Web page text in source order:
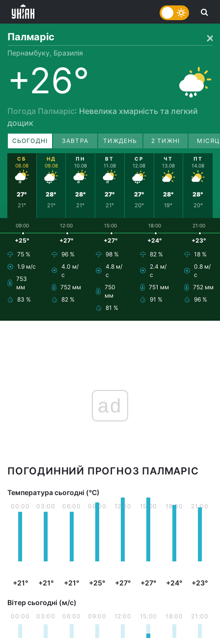
Палмаріс
Пернамбуку, Бразилія
+26°
Погода Палмаріс: Невелика хмарність та легкий
дощик
СЬОГОДНІ ЗАВТРА ТИЖДЕНЬ 2 ТИЖНІ
СБ
08.08
27°
21°
НД
09.08
28°
21°
ПН
10.08
28°
21°
ВТ
11.08
27°
21°
СР
12.08
27°
20°
ЧТ
13.08
28°
19°
ПТ
14.08
28°
20°
09:00
+25°
75 %
1.9 м/с
753
мм
83 %
12:00
+27°
96 %
4.0 м/
с
752 мм
82 %
15:00
+27°
98 %
4.8 м/
с
750
мм
81 %
18:00
+24°
82 %
2.4 м/
с
751 мм
91 %
21:00
+23°
18 %
0.8 м/
с
752 мм
96 %
ad
ПОГОДИННИЙ ПРОГНОЗ ПАЛМАРІС
Температура сьогодні (°С)
00:00
+21°
03:00
+21°
06:00
+21°
09:00
+25°
12:00
+27°
15:00
+27°
18:00
+24°
21:00
+23°
Вітер сьогодні (м/с)
00:00 03:00 06:00 09:00 12:00 15:00 18:00 21:00